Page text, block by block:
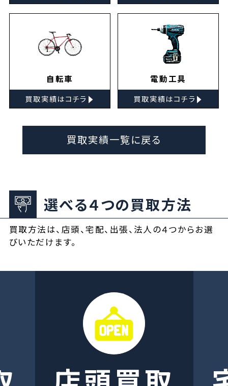
自転車
買取実績はコチラ ▸
電動工具
買取実績はコチラ ▸
買取実績一覧に戻る
選べる４つの買取方法
買取方法は、店頭、宅配、出張、法人の４つからお選
びいただけます。